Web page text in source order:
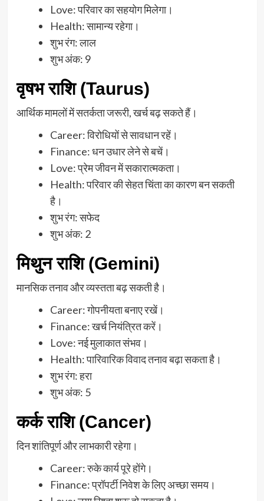
Love: परिवार का सहयोग मिलेगा।
Health: सामान्य रहेगा।
शुभ रंग: लाल
शुभ अंक: 9
वृषभ राशि (Taurus)
आर्थिक मामलों में सतर्कता जरूरी, खर्च बढ़ सकते हैं।
Career: विरोधियों से सावधान रहें।
Finance: धन उधार लेने से बचें।
Love: प्रेम जीवन में सकारात्मकता।
Health: परिवार की सेहत चिंता का कारण बन सकती
है।
शुभ रंग: सफेद
शुभ अंक: 2
मिथुन राशि (Gemini)
मानसिक तनाव और व्यस्तता बढ़ सकती है।
Career: गोपनीयता बनाए रखें।
Finance: खर्च नियंत्रित करें।
Love: नई मुलाकात संभव।
Health: पारिवारिक विवाद तनाव बढ़ा सकता है।
शुभ रंग: हरा
शुभ अंक: 5
कर्क राशि (Cancer)
दिन शांतिपूर्ण और लाभकारी रहेगा।
Career: रुके कार्य पूरे होंगे।
Finance: प्रॉपर्टी निवेश के लिए अच्छा समय।